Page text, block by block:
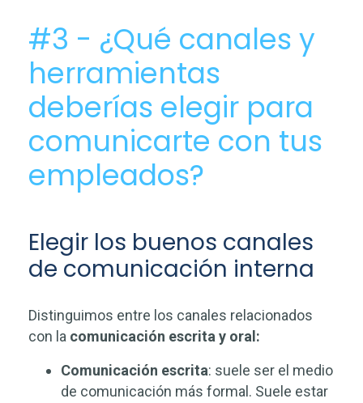
#3 - ¿Qué canales y
herramientas
deberías elegir para
comunicarte con tus
empleados?
Elegir los buenos canales
de comunicación interna
Distinguimos entre los canales relacionados
con la comunicación escrita y oral:
Comunicación escrita: suele ser el medio
de comunicación más formal. Suele estar